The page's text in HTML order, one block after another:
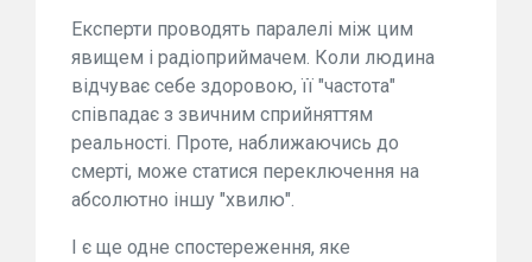
Експерти проводять паралелі між цим
явищем і радіоприймачем. Коли людина
відчуває себе здоровою, її "частота"
співпадає з звичним сприйняттям
реальності. Проте, наближаючись до
смерті, може статися переключення на
абсолютно іншу "хвилю".
І є ще одне спостереження, яке